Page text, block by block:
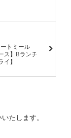
トミール
ス】Bランチ
】
たします。